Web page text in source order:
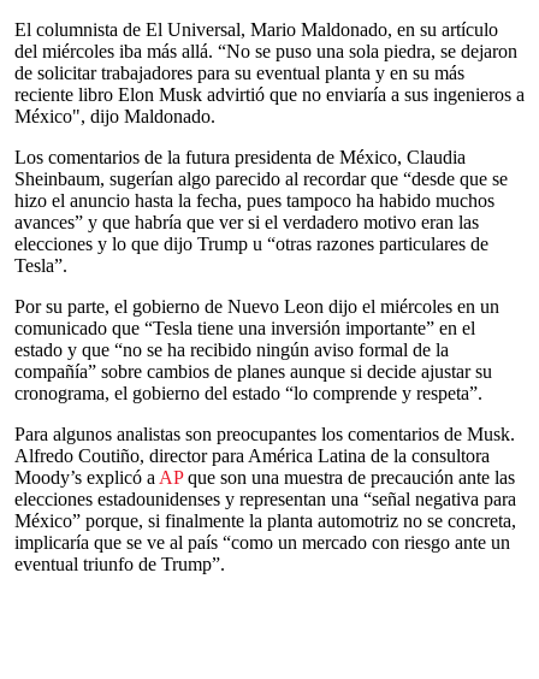
El columnista de El Universal, Mario Maldonado, en su artículo
del miércoles iba más allá. “No se puso una sola piedra, se dejaron
de solicitar trabajadores para su eventual planta y en su más
reciente libro Elon Musk advirtió que no enviaría a sus ingenieros a
México", dijo Maldonado.
Los comentarios de la futura presidenta de México, Claudia
Sheinbaum, sugerían algo parecido al recordar que “desde que se
hizo el anuncio hasta la fecha, pues tampoco ha habido muchos
avances” y que habría que ver si el verdadero motivo eran las
elecciones y lo que dijo Trump u “otras razones particulares de
Tesla”.
Por su parte, el gobierno de Nuevo Leon dijo el miércoles en un
comunicado que “Tesla tiene una inversión importante” en el
estado y que “no se ha recibido ningún aviso formal de la
compañía” sobre cambios de planes aunque si decide ajustar su
cronograma, el gobierno del estado “lo comprende y respeta”.
Para algunos analistas son preocupantes los comentarios de Musk.
Alfredo Coutiño, director para América Latina de la consultora
Moody’s explicó a APque son una muestra de precaución ante las
elecciones estadounidenses y representan una “señal negativa para
México” porque, si finalmente la planta automotriz no se concreta,
implicaría que se ve al país “como un mercado con riesgo ante un
eventual triunfo de Trump”.